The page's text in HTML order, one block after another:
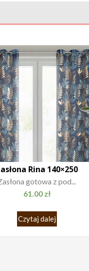
Rina 140×250
gotowa z pod...
61.00 zł
Czytaj dalej